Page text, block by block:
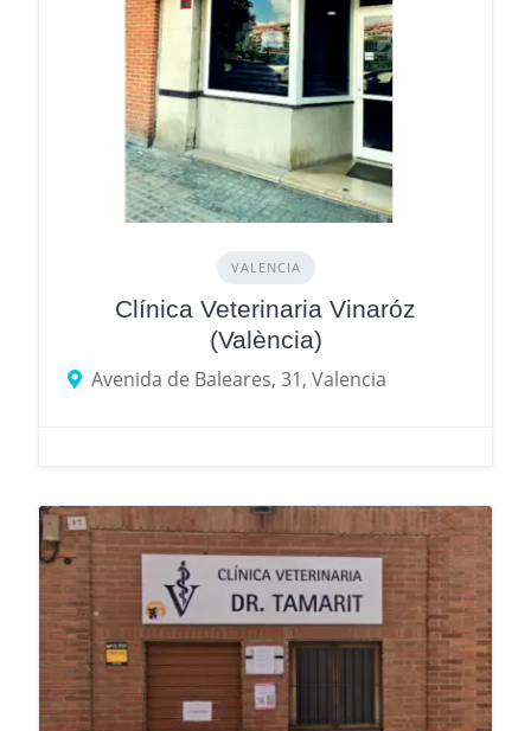
VALENCIA
Clínica Veterinaria Vinaróz
(València)
Avenida de Baleares, 31, Valencia